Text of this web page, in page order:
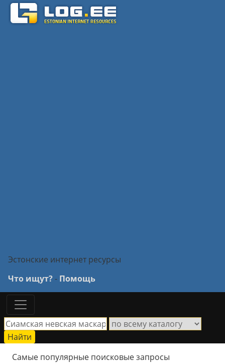
Эстонские интернет ресурсы
Что ищут?- Помощь
Самые популярные поисковые запросы